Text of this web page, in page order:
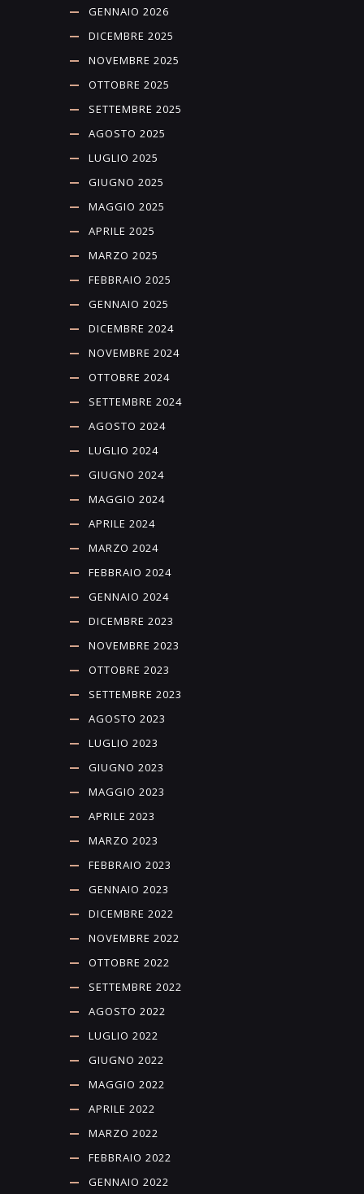
GENNAIO 2026
DICEMBRE 2025
NOVEMBRE 2025
OTTOBRE 2025
SETTEMBRE 2025
AGOSTO 2025
LUGLIO 2025
GIUGNO 2025
MAGGIO 2025
APRILE 2025
MARZO 2025
FEBBRAIO 2025
GENNAIO 2025
DICEMBRE 2024
NOVEMBRE 2024
OTTOBRE 2024
SETTEMBRE 2024
AGOSTO 2024
LUGLIO 2024
GIUGNO 2024
MAGGIO 2024
APRILE 2024
MARZO 2024
FEBBRAIO 2024
GENNAIO 2024
DICEMBRE 2023
NOVEMBRE 2023
OTTOBRE 2023
SETTEMBRE 2023
AGOSTO 2023
LUGLIO 2023
GIUGNO 2023
MAGGIO 2023
APRILE 2023
MARZO 2023
FEBBRAIO 2023
GENNAIO 2023
DICEMBRE 2022
NOVEMBRE 2022
OTTOBRE 2022
SETTEMBRE 2022
AGOSTO 2022
LUGLIO 2022
GIUGNO 2022
MAGGIO 2022
APRILE 2022
MARZO 2022
FEBBRAIO 2022
GENNAIO 2022